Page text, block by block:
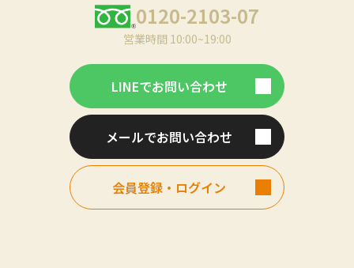
0120-2103-07
営業時間 10:00~19:00
LINEでお問い合わせ
メールでお問い合わせ
会員登録・ログイン